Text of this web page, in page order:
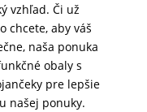
vzhľad. Či už
chcete, aby váš
naša ponuka
obaly s
pre lepšie
našej ponuky.